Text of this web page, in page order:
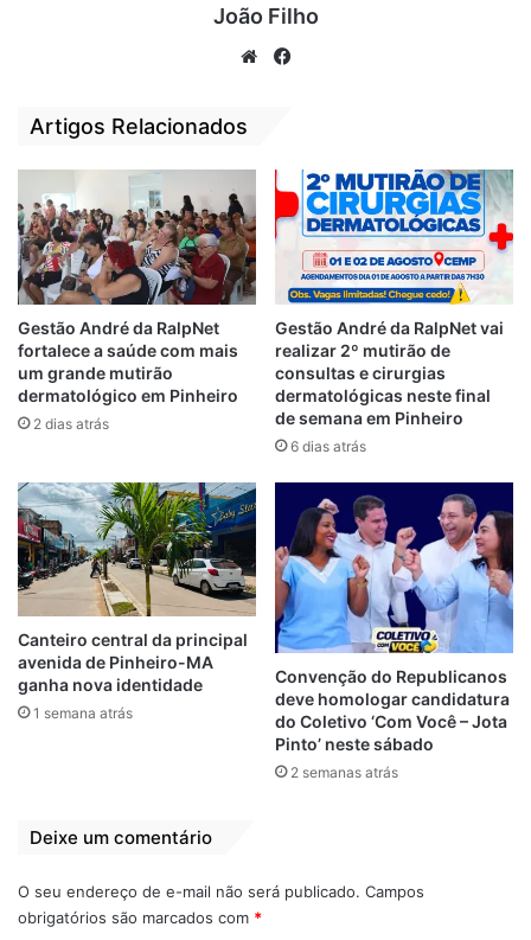
Resta saber se Duarte Júnior deixará
Duarte Pai levar o projeto adiante.
Duarte Pai Nova Política
Paço do Lumiar politica
Pré-candidato
João Filho
We
Artigos Relacionados
Gestão André da RalpNet
fortalece a saúde com mais
um grande mutirão
dermatológico em Pinheiro
2 dias atrás
Gestão André da RalpNet vai
realizar 2º mutirão de
consultas e cirurgias
dermatológicas neste final
de semana em Pinheiro
6 dias atrás
Canteiro central da principal
avenida de Pinheiro-MA
ganha nova identidade
1 semana atrás
Convenção do Republicanos
deve homologar candidatura
do Coletivo ‘Com Você – Jota
Pinto’ neste sábado
2 semanas atrás
Deixe um comentário
O seu endereço de e-mail não será publicado. Campos
obrigatórios são marcados com *